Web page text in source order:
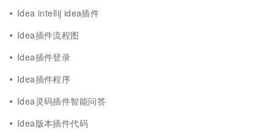
Idea intellij idea插件
Idea插件流程图
Idea插件登录
Idea插件程序
Idea灵码插件智能问答
Idea版本插件代码